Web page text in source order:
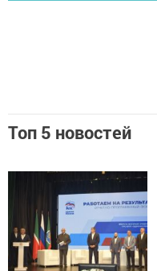
Топ 5 новостей